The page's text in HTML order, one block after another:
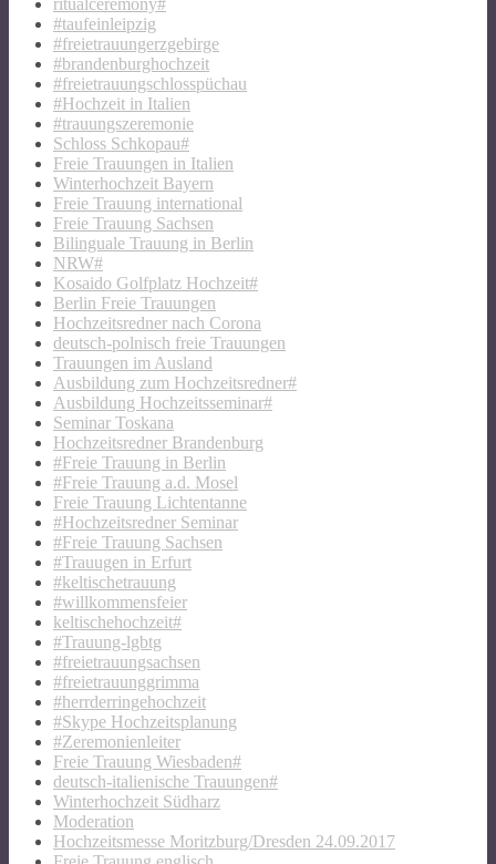
ritualceremony#
#taufeinleipzig
#freietrauungerzgebirge
#brandenburghochzeit
#freietrauungschlosspüchau
#Hochzeit in Italien
#trauungszeremonie
Schloss Schkopau#
Freie Trauungen in Italien
Winterhochzeit Bayern
Freie Trauung international
Freie Trauung Sachsen
Bilinguale Trauung in Berlin
NRW#
Kosaido Golfplatz Hochzeit#
Berlin Freie Trauungen
Hochzeitsredner nach Corona
deutsch-polnisch freie Trauungen
Trauungen im Ausland
Ausbildung zum Hochzeitsredner#
Ausbildung Hochzeitsseminar#
Seminar Toskana
Hochzeitsredner Brandenburg
#Freie Trauung in Berlin
#Freie Trauung a.d. Mosel
Freie Trauung Lichtentanne
#Hochzeitsredner Seminar
#Freie Trauung Sachsen
#Trauugen in Erfurt
#keltischetrauung
#willkommensfeier
keltischehochzeit#
#Trauung-lgbtg
#freietrauungsachsen
#freietrauunggrimma
#herrderringehochzeit
#Skype Hochzeitsplanung
#Zeremonienleiter
Freie Trauung Wiesbaden#
deutsch-italienische Trauungen#
Winterhochzeit Südharz
Moderation
Hochzeitsmesse Moritzburg/Dresden 24.09.2017